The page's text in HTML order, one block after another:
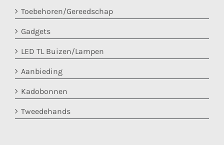
Toebehoren/Gereedschap
Gadgets
LED TL Buizen/Lampen
Aanbieding
Kadobonnen
Tweedehands